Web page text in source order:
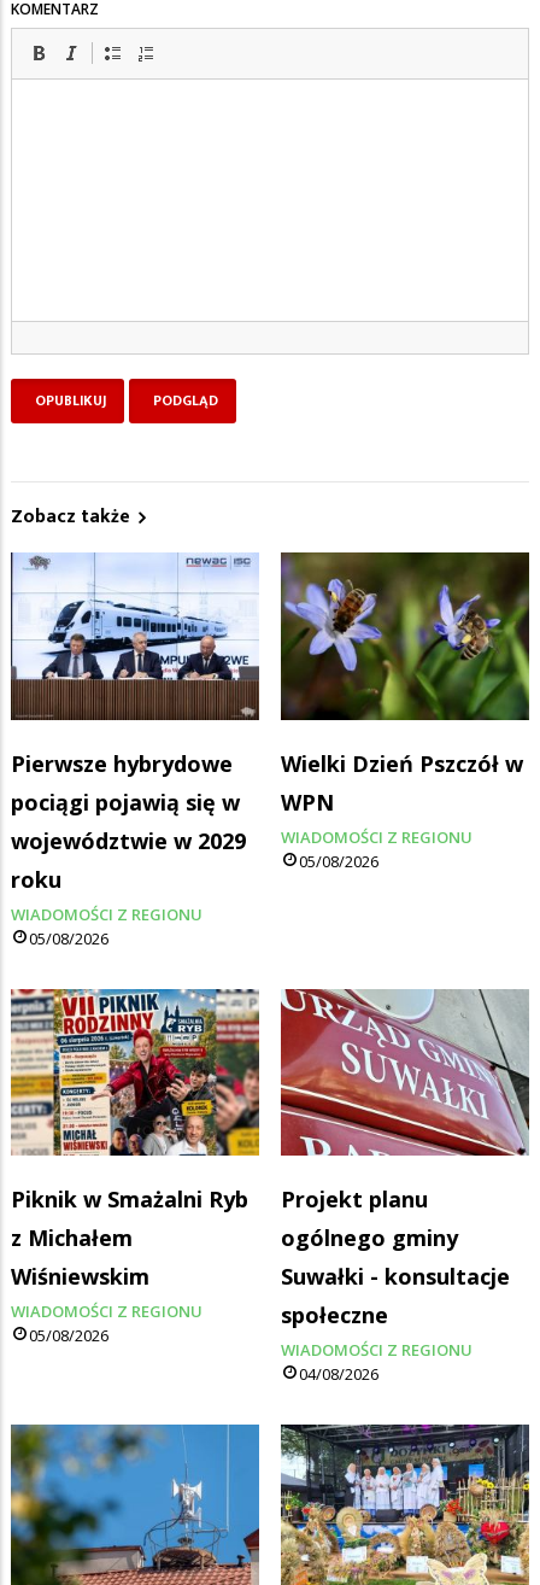
KOMENTARZ
Zobacz także
Pierwsze hybrydowe
pociągi pojawią się w
województwie w 2029
roku
WIADOMOŚCI Z REGIONU
05/08/2026
Wielki Dzień Pszczół w
WPN
WIADOMOŚCI Z REGIONU
05/08/2026
Piknik w Smażalni Ryb
z Michałem
Wiśniewskim
WIADOMOŚCI Z REGIONU
05/08/2026
Projekt planu
ogólnego gminy
Suwałki - konsultacje
społeczne
WIADOMOŚCI Z REGIONU
04/08/2026